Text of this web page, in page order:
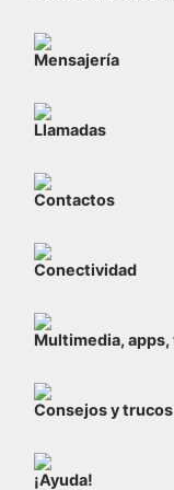
Mensajería
Llamadas
Contactos
Conectividad
Multimedia,
Consejos y trucos
¡Ayuda!